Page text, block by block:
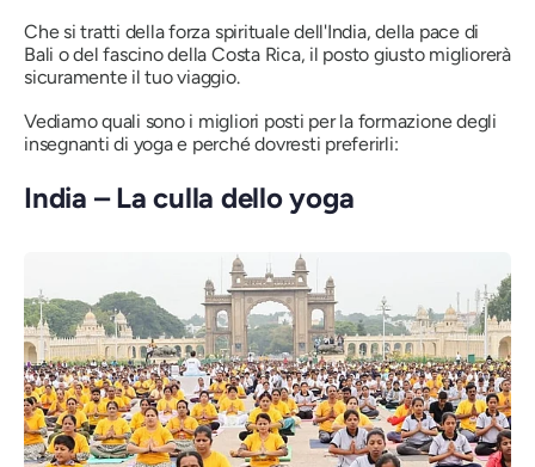
Che si tratti della forza spirituale dell'India, della pace di
Bali o del fascino della Costa Rica, il posto giusto migliorerà
sicuramente il tuo viaggio.
Vediamo quali sono i migliori posti per la formazione degli
insegnanti di yoga e perché dovresti preferirli:
India – La culla dello yoga